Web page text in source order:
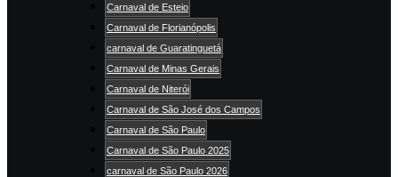
Carnaval de Esteio
Carnaval de Florianópolis
carnaval de Guaratinguetá
Carnaval de Minas Gerais
Carnaval de Niterói
Carnaval de São José dos Campos
Carnaval de São Paulo
Carnaval de São Paulo 2025
carnaval de São Paulo 2026